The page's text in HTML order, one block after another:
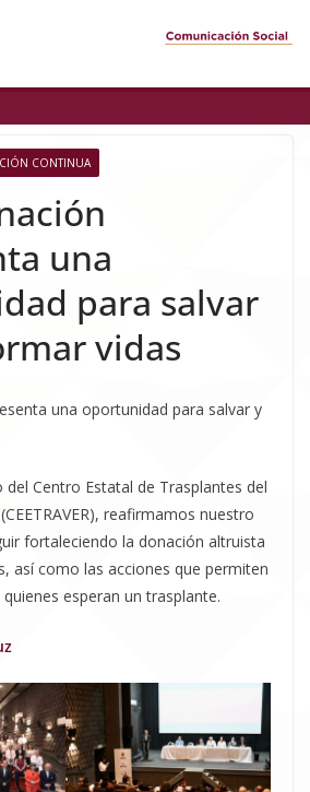
CONTINUA
una
para salvar
vidas
una oportunidad para salvar y
del Centro Estatal de Trasplantes del
reafirmamos nuestro
fortaleciendo la donación altruista
así como las acciones que permiten
esperan un trasplante.